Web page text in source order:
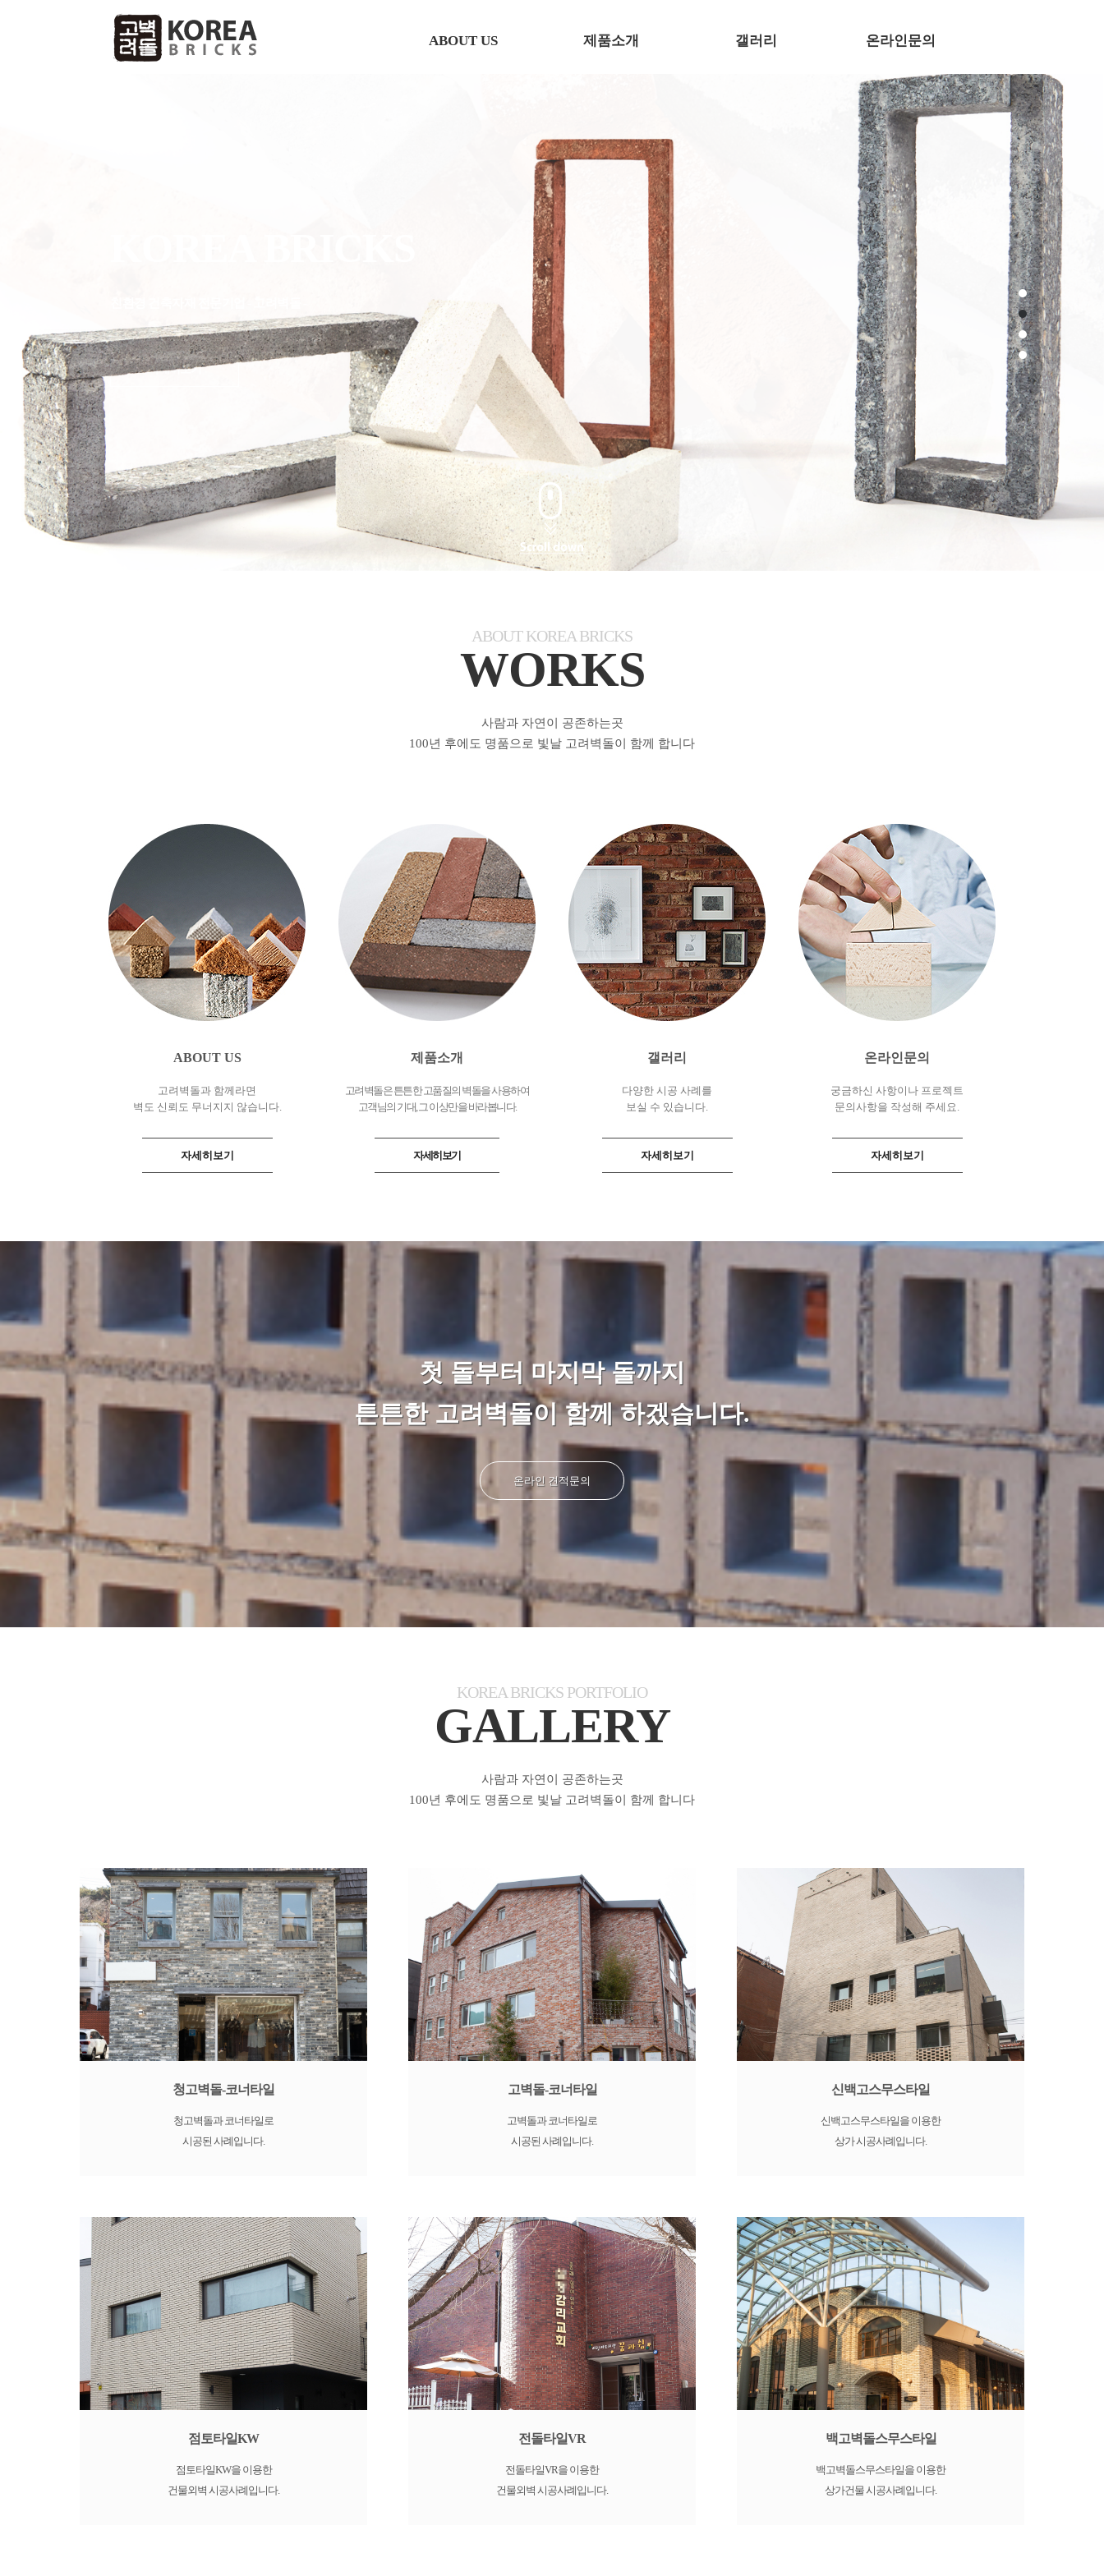
ABOUT US 제품소개
벽돌타일
갤러리 온라인문의
온라인문의
자세히보기
자세히보기
ABOUT KOREA BRICKS
WORKS
사람과 자연이 공존하는곳
100년 후에도 명품으로 빛날 고려벽돌이 함께 합니다
ABOUT US
고려벽돌과 함께라면
벽도 신뢰도 무너지지 않습니다.
자세히보기
제품소개
고려벽돌은 튼튼한 고품질의 벽돌을 사용하여
고객님의 기대, 그 이상만을 바라봅니다.
자세히보기
갤러리
다양한 시공 사례를
보실 수 있습니다.
자세히보기
온라인문의
궁금하신 사항이나 프로젝트
문의사항을 작성해 주세요.
자세히보기
첫 돌부터 마지막 돌까지
튼튼한 고려벽돌이 함께 하겠습니다.
온라인 견적문의
KOREA BRICKS PORTFOLIO
GALLERY
사람과 자연이 공존하는곳
100년 후에도 명품으로 빛날 고려벽돌이 함께 합니다
청고벽돌-코너타일
청고벽돌과 코너타일로
시공된 사례입니다.
고벽돌-코너타일
고벽돌과 코너타일로
시공된 사례입니다.
신백고스무스타일
신백고스무스타일을 이용한
상가 시공사례입니다.
점토타일KW
점토타일KW을 이용한
건물외벽 시공사례입니다.
전돌타일VR
전돌타일VR을 이용한
건물외벽 시공사례입니다.
백고벽돌스무스타일
백고벽돌스무스타일을 이용한
상가건물 시공사례입니다.